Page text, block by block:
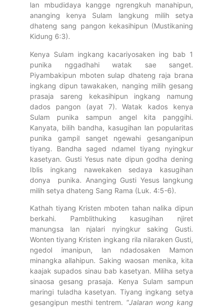
lan mbudidaya kangge ngrengkuh manahipun,
ananging kenya Sulam langkung milih setya
dhateng sang pangon kekasihipun (Mustikaning
Kidung 6:3).
Kenya Sulam ingkang kacariyosaken ing bab 1
punika nggadhahi watak sae sanget.
Piyambakipun mboten sulap dhateng raja brana
ingkang dipun tawakaken, nanging milih gesang
prasaja sareng kekasihipun ingkang namung
dados pangon (ayat 7). Watak kados kenya
Sulam punika sampun angel kita panggihi.
Kanyata, bilih bandha, kasugihan lan popularitas
punika gampil sanget ngewahi gesanganipun
tiyang. Bandha saged ndamel tiyang nyingkur
kasetyan. Gusti Yesus nate dipun godha dening
Iblis ingkang nawekaken sedaya kasugihan
donya punika. Ananging Gusti Yesus langkung
milih setya dhateng Sang Rama (Luk. 4:5-6).
Kathah tiyang Kristen mboten tahan nalika dipun
berkahi. Pamblithuking kasugihan njiret
manungsa lan njalari nyingkur saking Gusti.
Wonten tiyang Kristen ingkang rila nilaraken Gusti,
ngedol imanipun, lan ndadosaken Mamon
minangka allahipun. Saking waosan menika, kita
kaajak supados sinau bab kasetyan. Miliha setya
sinaosa gesang prasaja. Kenya Sulam sampun
maringi tuladha kasetyan. Tiyang ingkang setya
gesangipun mesthi tentrem. “Jalaran wong kang